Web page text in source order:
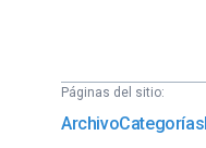
Páginas del sitio:
ArchivoCategorías